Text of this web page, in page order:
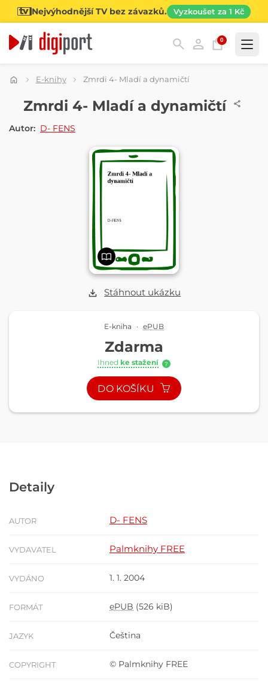
Nejvýhodnější TV bez závazků. Vyzkoušet za 1 Kč
0
Kategorie
E-knihy Zmrdi 4- Mladí a dynamičtí
Stáhnout ukázku
E-KNIHAZmrdi 4- Mladí a dynamičtí
Autor: D- FENS
E-kniha · ePUB
Zdarma
Ihned ke stažení ?
DO KOŠÍKU
Detaily
AUTOR D- FENS
VYDAVATEL Palmknihy FREE
VYDÁNO 1. 1. 2004
FORMÁT ePUB (526 kiB)
JAZYK Čeština
COPYRIGHT © Palmknihy FREE